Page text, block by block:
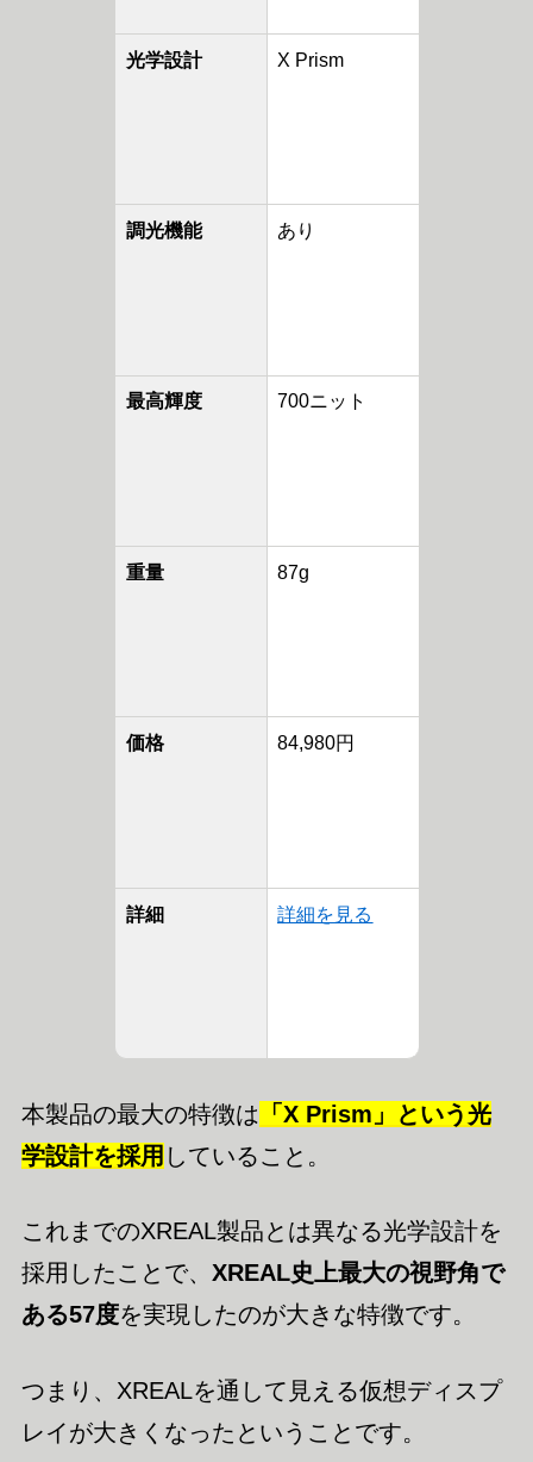
光学設計 X Prism
調光機能 あり
最高輝度 700ニット
重量 87g
価格 84,980円
詳細 詳細を見る
本製品の最大の特徴は 「X Prism」という光
学設計を採用 していること。
これまでのXREAL製品とは異なる光学設計を
採用したことで、 XREAL史上最大の視野角で
ある57度を実現したのが大きな特徴です。
つまり、XREALを通して見える仮想ディスプ
レイが大きくなったということです。